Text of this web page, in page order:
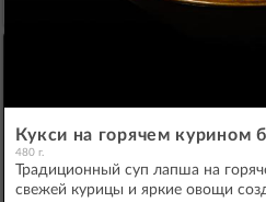
Кукси на горячем курином
480 г.
Традиционный суп лапша на
свежей курицы и яркие овощи